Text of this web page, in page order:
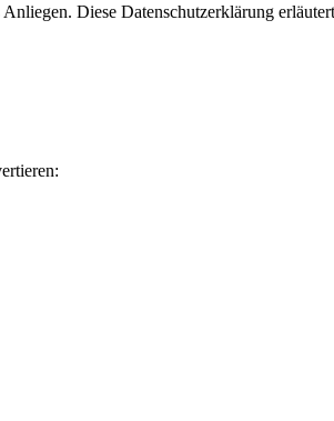
Diese Datenschutzerklärung